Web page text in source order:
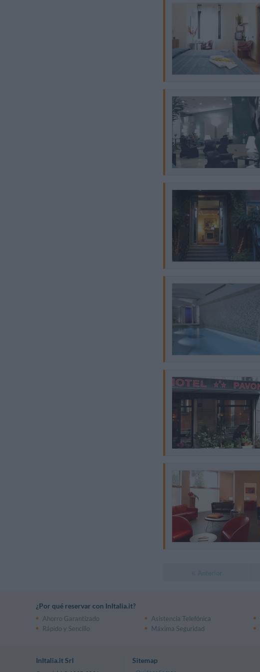
¿Por qué reservar con InItalia.it?
Ahorro Garantizado Asistencia Telefónica
Rápido y Sencillo
Máxima Seguridad
InItalia.it Srl Sitemap